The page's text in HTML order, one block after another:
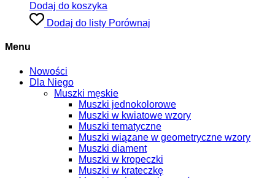
Dodaj do koszyka
Dodaj do listy Porównaj
Menu
Nowości
Dla Niego
Muszki męskie
Muszki jednokolorowe
Muszki w kwiatowe wzory
Muszki tematyczne
Muszki wiązane w geometryczne wzory
Muszki diament
Muszki w kropeczki
Muszki w krateczkę